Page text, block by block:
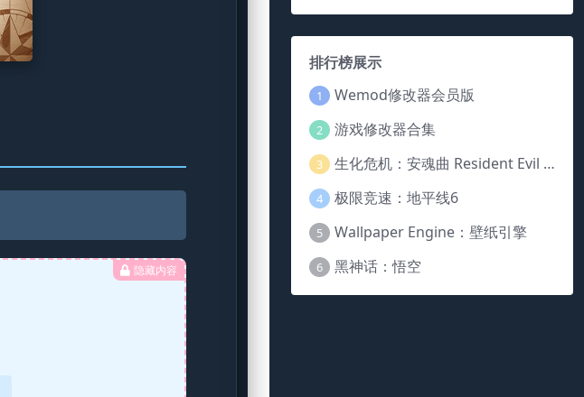
隐藏内容
排行榜展示
1 Wemod修改器会员版
2 游戏修改器合集
3 生化危机：安魂曲 Resident Evil Requiem
4 极限竞速：地平线6
5 Wallpaper Engine：壁纸引擎
6 黑神话：悟空